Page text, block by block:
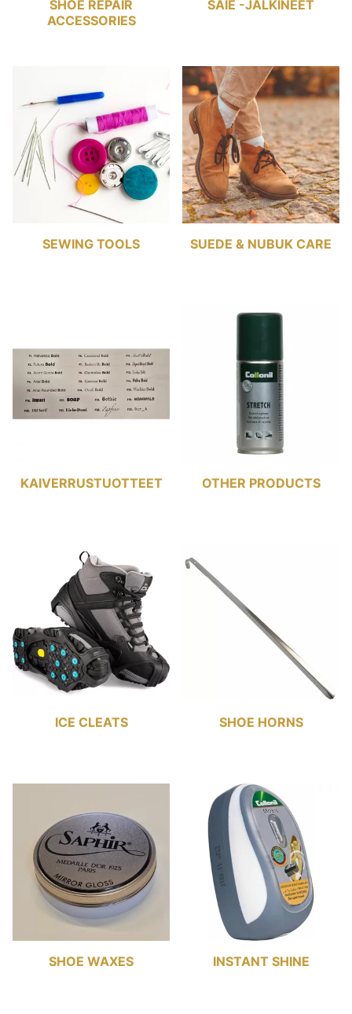
SHOE REPAIR
ACCESSORIES
SÄIE -JALKINEET
SEWING TOOLS SUEDE & NUBUK CARE
KAIVERRUSTUOTTEET OTHER PRODUCTS
ICE CLEATS SHOE HORNS
SHOE WAXES INSTANT SHINE